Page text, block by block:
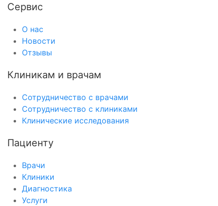
Сервис
О нас
Новости
Отзывы
Клиникам и врачам
Сотрудничество с врачами
Сотрудничество с клиниками
Клинические исследования
Пациенту
Врачи
Клиники
Диагностика
Услуги